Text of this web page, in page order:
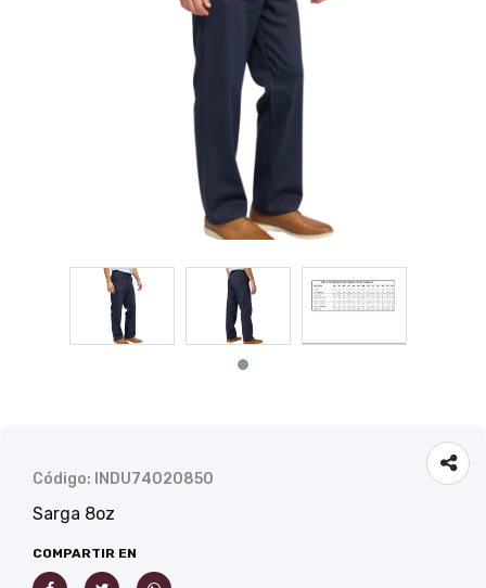
Código: INDU74020850
Sarga 8oz
COMPARTIR EN